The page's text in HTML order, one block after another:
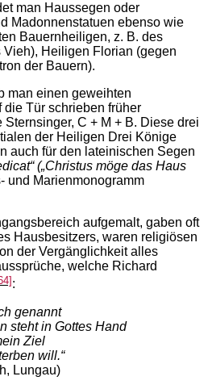
man Haussegen oder
Madonnenstatuen ebenso wie
Bauernheiligen, z. B. des
Heiligen Florian (gegen
der Bauern).
man einen geweihten
Tür schrieben früher
C + M + B. Diese drei
der Heiligen Drei Könige
auch für den lateinischen Segen
(„Christus möge das Haus
und Marienmonogramm
aufgemalt, gaben oft
Hausbesitzers, waren religiösen
der Vergänglichkeit alles
welche Richard
:
genannt
steht in Gottes Hand
Ziel
will.“
Lungau)